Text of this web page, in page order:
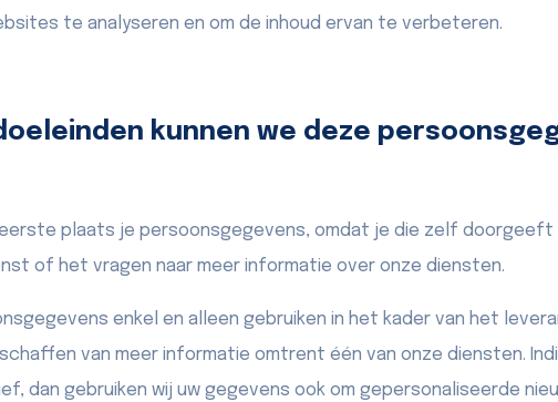
te analyseren en om de inhoud ervan te verbeteren.
kunnen we deze
eerste plaats je persoonsgegevens, omdat je die zelf doorgeeft
of het vragen naar meer informatie over onze diensten.
enkel en alleen gebruiken in het kader van het
van meer informatie omtrent één van onze diensten.
dan gebruiken wij uw gegevens ook om gepersonaliseerde